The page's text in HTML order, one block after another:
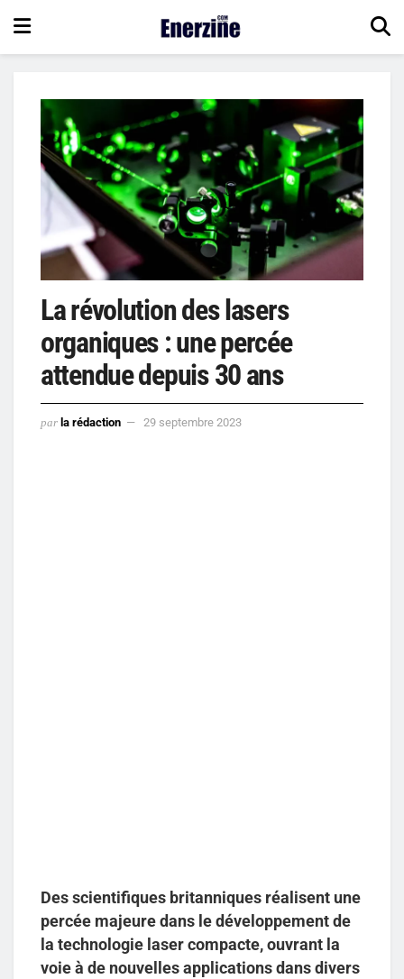
La révolution des lasers
organiques : une percée
attendue depuis 30 ans
par la rédaction 29 septembre 2023
Des scientifiques britanniques réalisent une
percée majeure dans le développement de
la technologie laser compacte, ouvrant la
voie à de nouvelles applications dans divers